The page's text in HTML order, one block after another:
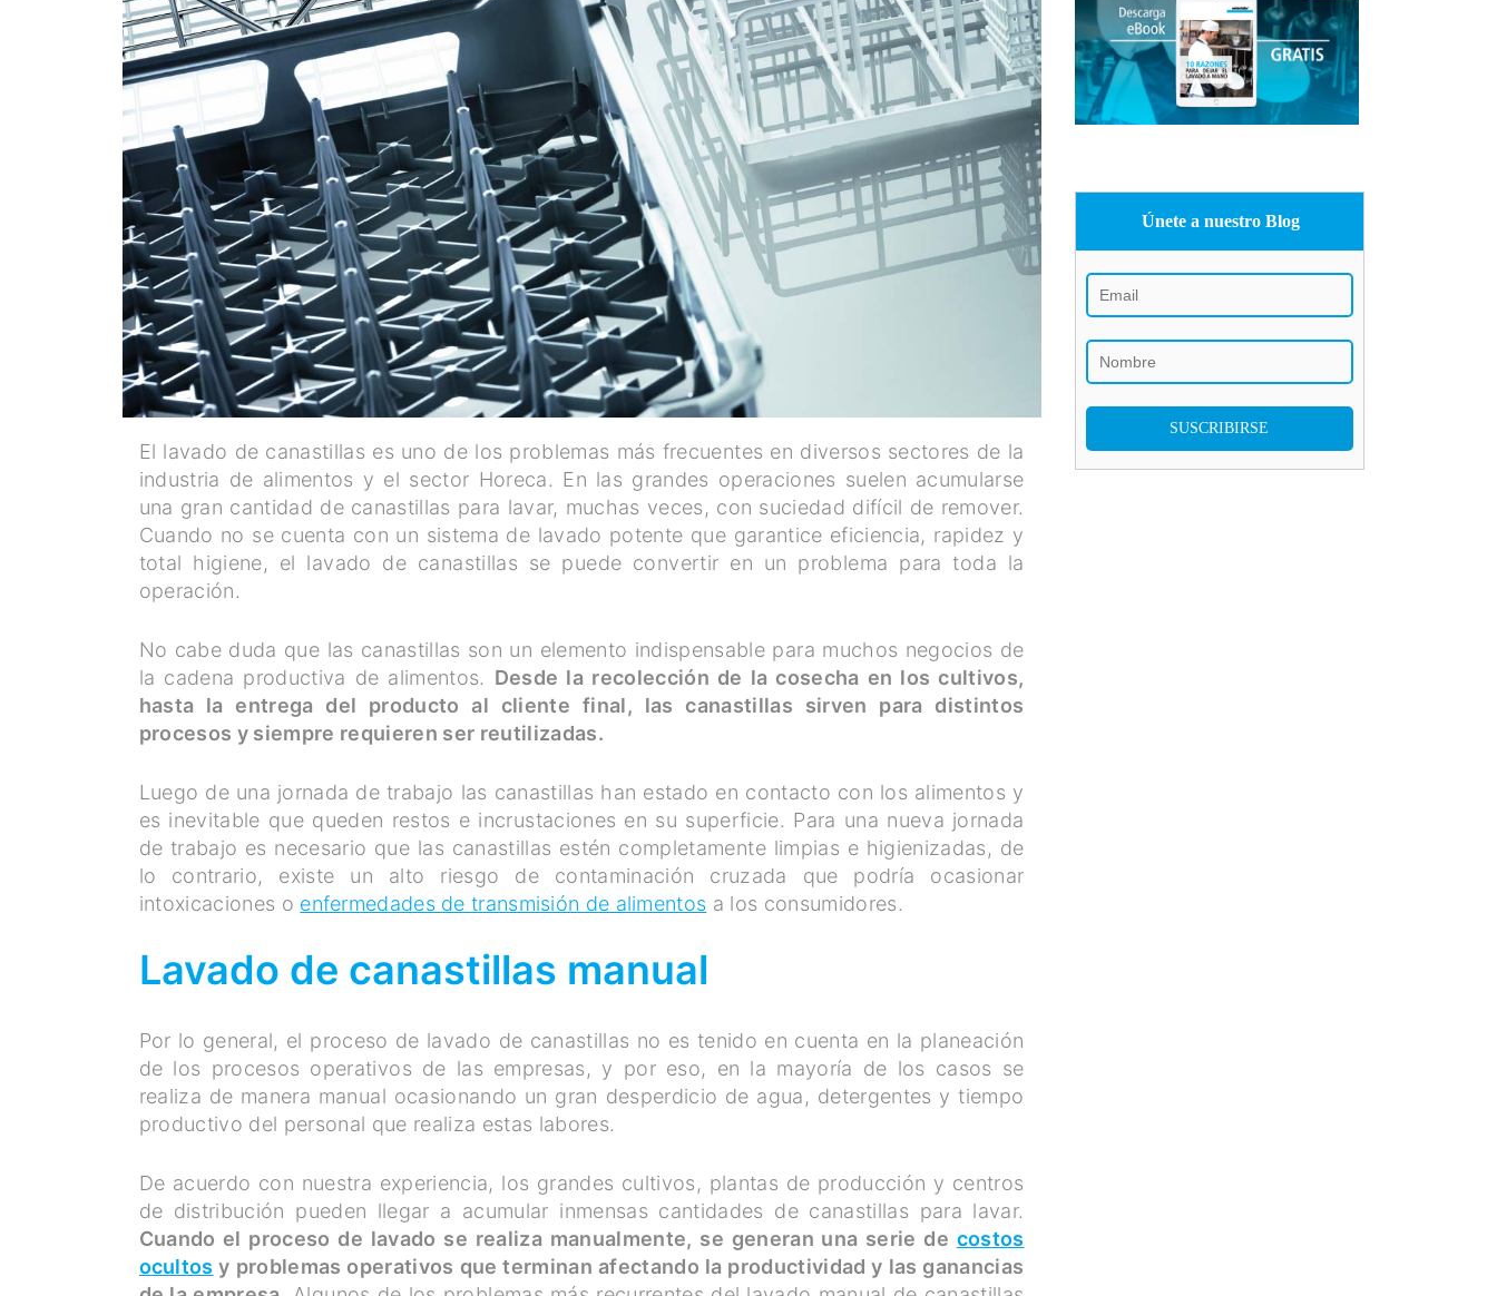
El lavado de canastillas es uno de los problemas más frecuentes en diversos sectores de la
industria de alimentos y el sector Horeca. En las grandes operaciones suelen acumularse
una gran cantidad de canastillas para lavar, muchas veces, con suciedad difícil de remover.
Cuando no se cuenta con un sistema de lavado potente que garantice eficiencia, rapidez y
total higiene, el lavado de canastillas se puede convertir en un problema para toda la
operación.
No cabe duda que las canastillas son un elemento indispensable para muchos negocios de
la cadena productiva de alimentos. Desde la recolección de la cosecha en los cultivos,
hasta la entrega del producto al cliente final, las canastillas sirven para distintos
procesos y siempre requieren ser reutilizadas.
Luego de una jornada de trabajo las canastillas han estado en contacto con los alimentos y
es inevitable que queden restos e incrustaciones en su superficie. Para una nueva jornada
de trabajo es necesario que las canastillas estén completamente limpias e higienizadas, de
lo contrario, existe un alto riesgo de contaminación cruzada que podría ocasionar
intoxicaciones o enfermedades de transmisión de alimentos a los consumidores.
Lavado de canastillas manual
Por lo general, el proceso de lavado de canastillas no es tenido en cuenta en la planeación
de los procesos operativos de las empresas, y por eso, en la mayoría de los casos se
realiza de manera manual ocasionando un gran desperdicio de agua, detergentes y tiempo
productivo del personal que realiza estas labores.
De acuerdo con nuestra experiencia, los grandes cultivos, plantas de producción y centros
de distribución pueden llegar a acumular inmensas cantidades de canastillas para lavar.
Cuando el proceso de lavado se realiza manualmente, se generan una serie de costos
ocultos y problemas operativos que terminan afectando la productividad y las ganancias
Únete a nuestro Blog